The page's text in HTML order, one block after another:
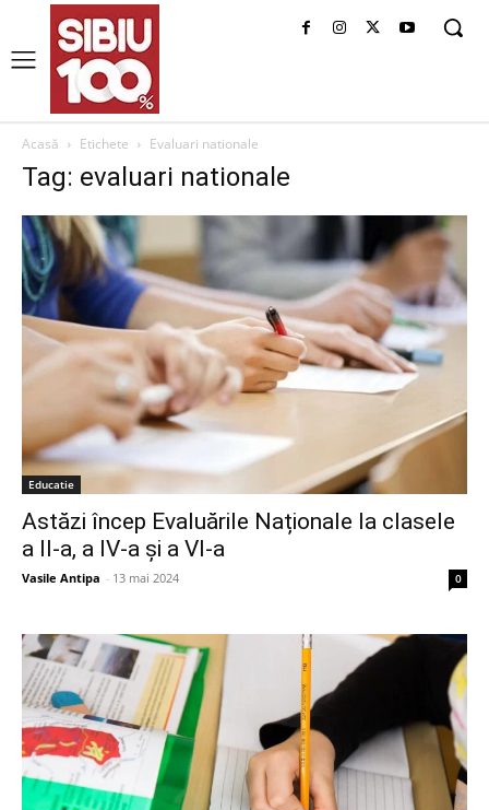
Acasă Etichete Evaluari nationale
Tag: evaluari nationale
Educatie
Astăzi încep Evaluările Naționale la clasele
a II-a, a IV-a și a VI-a
Vasile Antipa - 13 mai 2024 0